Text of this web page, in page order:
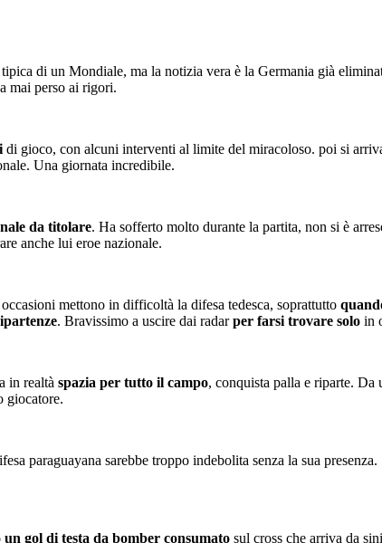
di un Mondiale, ma la notizia vera è la Germania già
mai perso ai rigori.
di gioco, con alcuni interventi al limite del miracoloso. poi si
Una giornata incredibile.
da titolare. Ha sofferto molto durante la partita, non si è
anche lui eroe nazionale.
mettono in difficoltà la difesa tedesca, soprattutto
. Bravissimo a uscire dai radarper farsi trovare solo in
in realtà spazia per tutto il campo, conquista palla e riparte. Da
giocatore.
paraguayana sarebbe troppo indebolita senza la sua
un gol di testa da bomber consumato sul cross che arriva da